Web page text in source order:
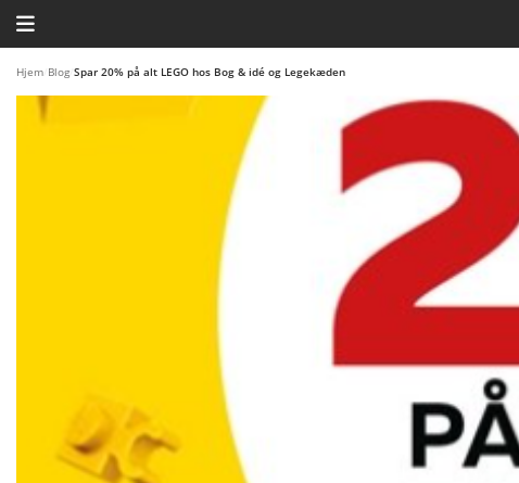
HJEM
TEMAER
Hjem Blog Spar 20% på alt LEGO hos Bog & idé og Legekæden